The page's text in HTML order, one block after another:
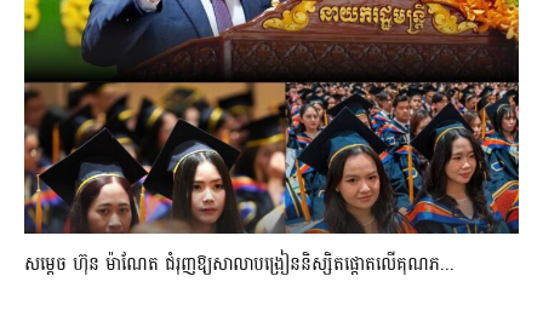
សម្តេច ហ៊ុន ម៉ាណែត ជំរុញឱ្យសាលាបង្រៀននិស្សិតផ្តោតលើគុណភ...